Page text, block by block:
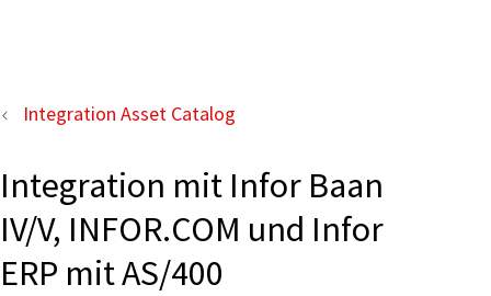
Integration Asset Catalog
Integration mit Infor Baan
IV/V, INFOR.COM und Infor
ERP mit AS/400